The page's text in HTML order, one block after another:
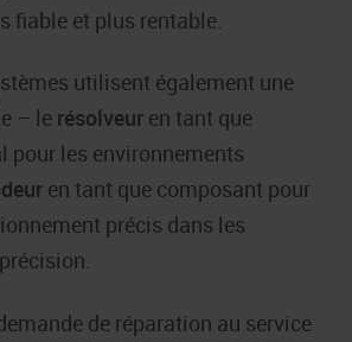
fiable et plus rentable.
utilisent également une
– le résolveur en tant que
pour les environnements
en tant que composant pour
précis dans les
de réparation au service